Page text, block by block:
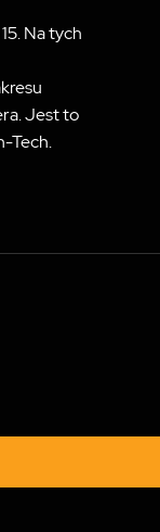
Na tych
Jest to
Tech.